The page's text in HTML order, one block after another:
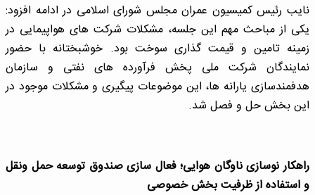
نایب رئیس کمیسیون عمران مجلس شورای اسلامی در ادامه افزود:
یکی از مباحث مهم این جلسه، مشکلات شرکت های هواپیمایی در
زمینه تامین و قیمت گذاری سوخت بود. خوشبختانه با حضور
نمایندگان شرکت ملی پخش فرآورده های نفتی و سازمان
هدفمندسازی یارانه ها، این موضوعات پیگیری و مشکلات موجود در
این بخش حل و فصل شد.
راهکار نوسازی ناوگان هوایی؛ فعال سازی صندوق توسعه حمل ونقل
و استفاده از ظرفیت بخش خصوصی